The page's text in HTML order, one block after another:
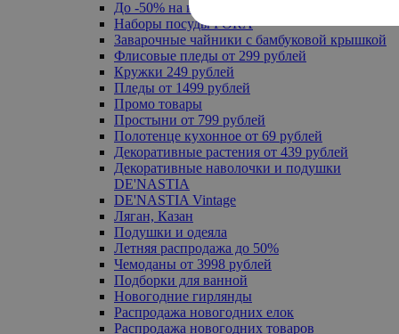
До -50% на ковры
Наборы посуды FORA
Заварочные чайники с бамбуковой крышкой
Флисовые пледы от 299 рублей
Кружки 249 рублей
Пледы от 1499 рублей
Промо товары
Простыни от 799 рублей
Полотенце кухонное от 69 рублей
Декоративные растения от 439 рублей
Декоративные наволочки и подушки
DE'NASTIA
DE'NASTIA Vintage
Ляган, Казан
Подушки и одеяла
Летняя распродажа до 50%
Чемоданы от 3998 рублей
Подборки для ванной
Новогодние гирлянды
Распродажа новогодних елок
Распродажа новогодних товаров